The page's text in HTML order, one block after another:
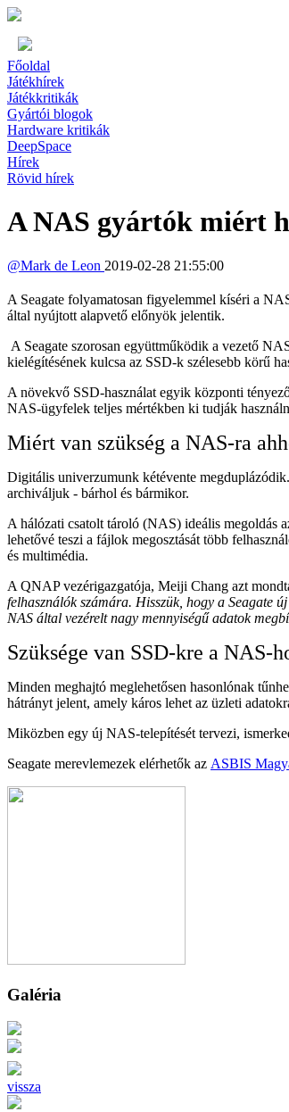
Főoldal
Játékhírek
Játékkritikák
Gyártói blogok
Hardware kritikák
DeepSpace
Hírek
Rövid hírek
A NAS gyártók miért
@Mark de Leon 2019-02-28 21:55:00
A Seagate folyamatosan figyelemmel kíséri a
által nyújtott alapvető előnyök jelentik.
A Seagate szorosan együttműködik a vezető
kielégítésének kulcsa az SSD-k szélesebb körű
A növekvő SSD-használat egyik központi
NAS-ügyfelek teljes mértékben ki tudják
Miért van szükség a NAS-ra
Digitális univerzumunk kétévente
archiváljuk - bárhol és bármikor.
A hálózati csatolt tároló (NAS) ideális megoldás
lehetővé teszi a fájlok megosztását több
és multimédia.
A QNAP vezérigazgatója, Meiji Chang azt
felhasználók számára. Hisszük, hogy a Seagate
NAS által vezérelt nagy mennyiségű adatok
Szüksége van SSD-kre a NAS-
Minden meghajtó meglehetősen hasonlónak
hátrányt jelent, amely káros lehet az üzleti
Miközben egy új NAS-telepítését tervezi,
Seagate merevlemezek elérhetők az ASBIS
Galéria
vissza